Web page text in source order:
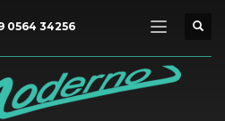
0564 34256